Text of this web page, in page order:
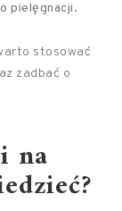
pielęgnacji.
stosować
zadbać o
na